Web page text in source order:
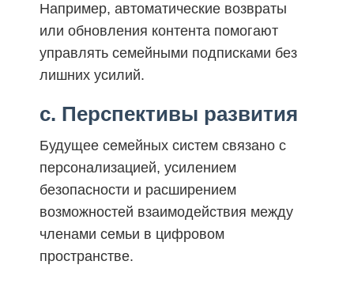
Например, автоматические возвраты
или обновления контента помогают
управлять семейными подписками без
лишних усилий.
c. Перспективы развития
Будущее семейных систем связано с
персонализацией, усилением
безопасности и расширением
возможностей взаимодействия между
членами семьи в цифровом
пространстве.